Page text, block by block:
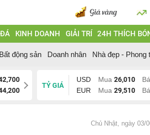
KINH DOANH GIẢI TRÍ 24H THÍCH
Bất động sản Doanh nhân Nhà đẹp - Phong
TỶ GIÁ
USD Mua 26,010
EUR
Mua 29,510
Chủ Nhật, ngày 03/